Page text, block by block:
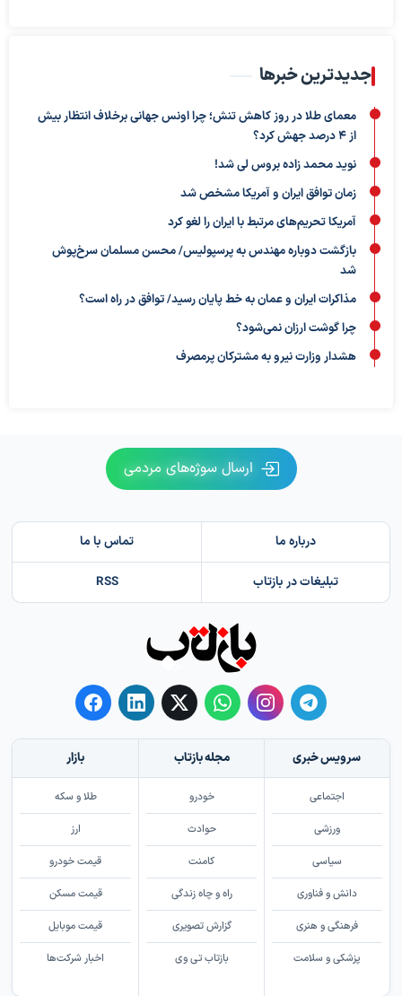
جدیدترین خبرها
معمای طلا در روز کاهش تنش؛ چرا اونس جهانی برخلاف انتظار بیش
از ۴ درصد جهش کرد؟
نوید محمد زاده بروس لی شد!
زمان توافق ایران و آمریکا مشخص شد
آمریکا تحریم‌های مرتبط با ایران را لغو کرد
بازگشت دوباره مهندس به پرسپولیس/ محسن مسلمان سرخ‌پوش
شد
مذاکرات ایران و عمان به خط پایان رسید/ توافق در راه است؟
چرا گوشت ارزان نمی‌شود؟
هشدار وزارت نیرو به مشترکان پرمصرف
ارسال سوژه‌های مردمی
درباره ما تماس با ما
تبلیغات در بازتاب RSS
سرویس خبری
اجتماعی
ورزشی
سیاسی
دانش و فناوری
فرهنگی و هنری
پزشکی و سلامت
مجله بازتاب
خودرو
حوادث
کامنت
راه و چاه زندگی
گزارش تصویری
بازتاب تی وی
بازار
طلا و سکه
ارز
قیمت خودرو
قیمت مسکن
قیمت موبایل
اخبار شرکت‌ها